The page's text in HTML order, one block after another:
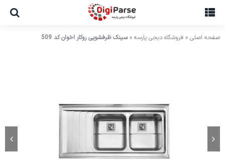
صفحه اصلی » فروشگاه دیجی پارسه »سینک ظرفشویی روکار اخوان کد 509